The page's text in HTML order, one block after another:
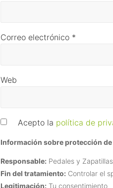
Correo electrónico *
Web
Acepto la política de
Información sobre protección
Responsable: Pedales y Zapatillas
Fin del tratamiento: Controlar el
Legitimación: Tu consentimiento